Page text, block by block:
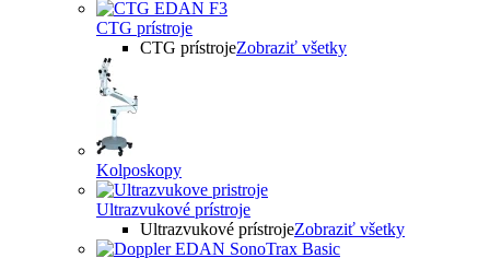
CTG prístroje
CTG prístrojeZobraziť všetky
Kolposkopy
Ultrazvukové prístroje
Ultrazvukové prístrojeZobraziť všetky